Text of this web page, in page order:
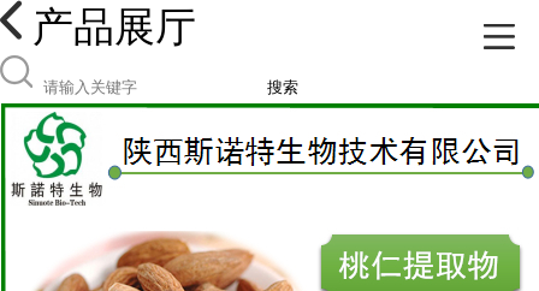
产品展厅
搜索